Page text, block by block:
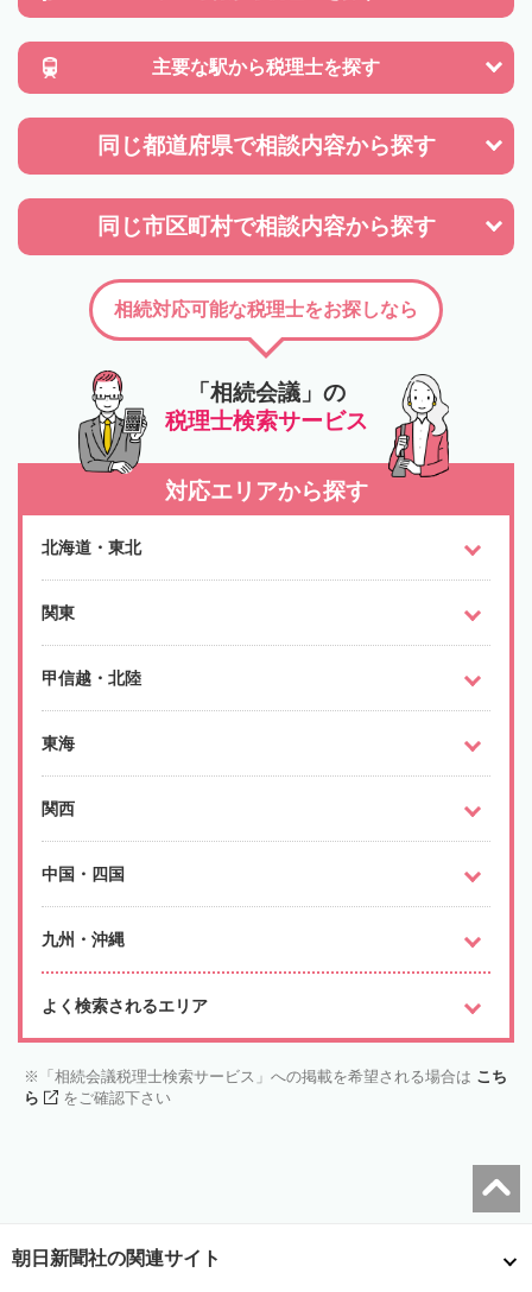
主要な駅から税理士を探す
同じ都道府県で相談内容から探す
同じ市区町村で相談内容から探す
「相続会議」の
税理士検索サービス
相続対応可能な税理士をお探しなら
対応エリアから探す
北海道・東北
関東
甲信越・北陸
東海
関西
中国・四国
九州・沖縄
よく検索されるエリア
「相続会議税理士検索サービス」への掲載を希望される場合は こち
ら
をご確認下さい
朝日新聞社の関連サイト